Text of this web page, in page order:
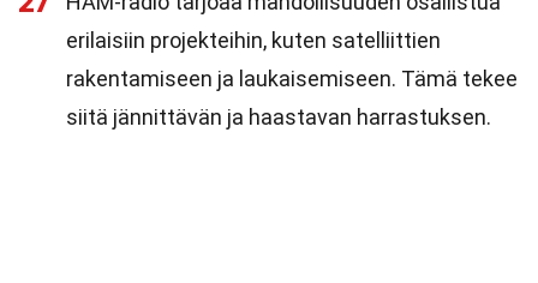
erilaisiin projekteihin, kuten satelliittien
rakentamiseen ja laukaisemiseen. Tämä tekee
siitä jännittävän ja haastavan harrastuksen.